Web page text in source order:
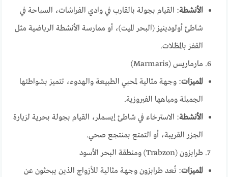
الأنشطة: القيام بجولة بالقارب في وادي الفراشات، السباحة في
شاطئ أولودينيز (البحر الميت)، أو ممارسة الأنشطة الرياضية مثل
القفز بالمظلات.
مارماريس (Marmaris)
المميزات: وجهة مثالية لمحبي الطبيعة والهدوء، تتميز بشواطئها
الجميلة ومياهها الفيروزية.
الأنشطة: الاسترخاء في شاطئ إيسملر، القيام بجولة بحرية لزيارة
الجزر القريبة، أو التمتع بمنتجع صحي.
طرابزون (Trabzon) ومنطقة البحر الأسود
المميزات: تُعد طرابزون وجهة مثالية للأزواج الذين يبحثون عن